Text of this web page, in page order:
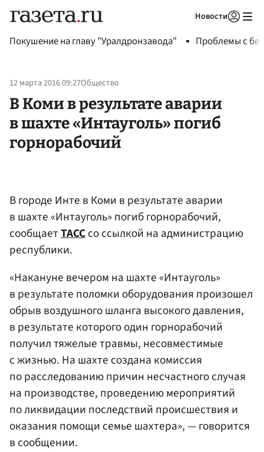
Новости
Покушение на главу "Уралдронзавода" Проблемы с
12 марта 2016 09:27Общество
В Коми в результате аварии
в шахте «Интауголь» погиб
горнорабочий
В городе Инте в Коми в результате аварии
в шахте «Интауголь» погиб горнорабочий,
сообщаетТАССсо ссылкой на администрацию
республики.
«Накануне вечером на шахте «Интауголь»
в результате поломки оборудования произошел
обрыв воздушного шланга высокого давления,
в результате которого один горнорабочий
получил тяжелые травмы, несовместимые
с жизнью. На шахте создана комиссия
по расследованию причин несчастного случая
на производстве, проведению мероприятий
по ликвидации последствий происшествия и
оказания помощи семье шахтера», — говорится
в сообщении.